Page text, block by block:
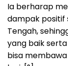
Ia berharap
dampak positif
Tengah,
yang baik
bisa